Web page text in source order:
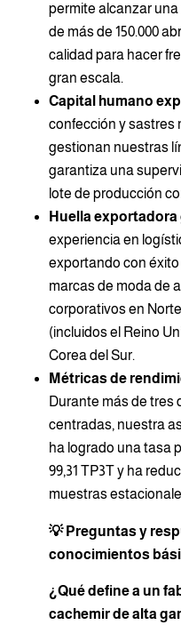
permite alcanzar
de más de 150.000
calidad para hacer
gran escala.
Capital humano
confección y sastres
gestionan nuestras
garantiza una
lote de producción
Huella exportadora
experiencia en
exportando con
marcas de moda de
corporativos en
(incluidos el Reino
Corea del Sur.
Métricas de
Durante más de tres
centradas, nuestra
ha logrado una tasa
99,31 TP3T y ha
muestras
💡 Preguntas y
conocimientos
¿Qué define a un
cachemir de alta